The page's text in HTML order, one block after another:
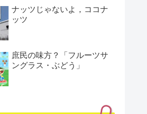
ナッツじゃないよ，ココナ
ッツ
庶民の味方？「フルーツサ
ングラス・ぶどう」